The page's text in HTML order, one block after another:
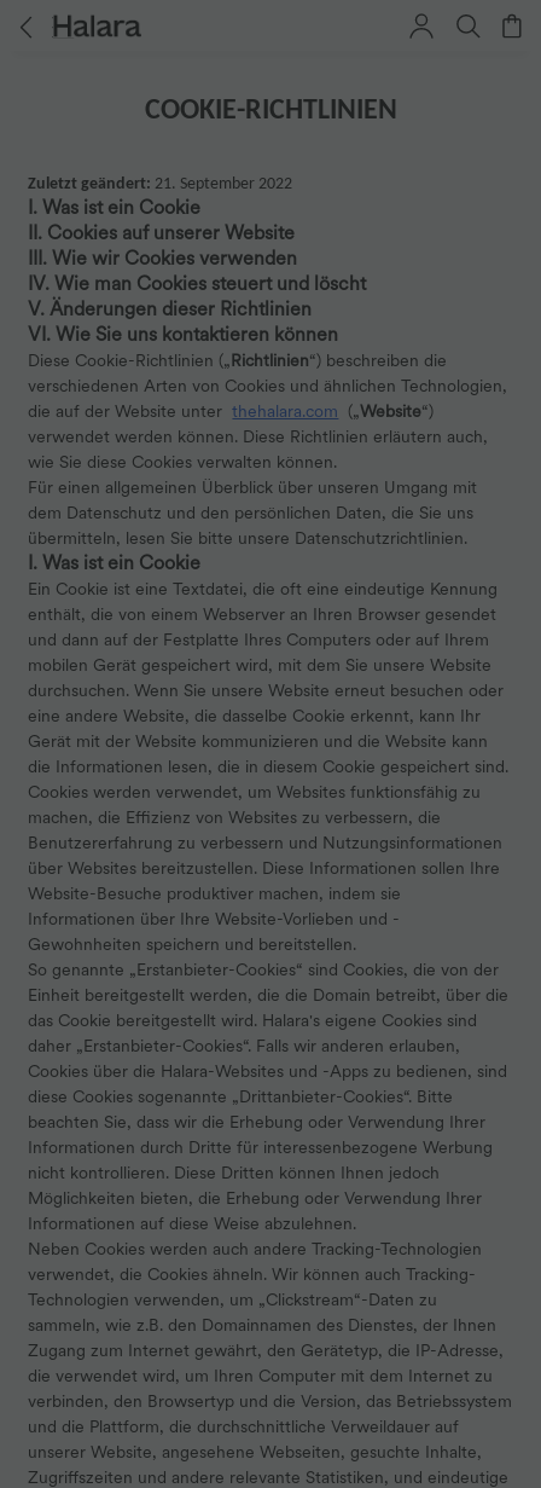
COOKIE-RICHTLINIEN
Zuletzt geändert: 21. September 2022
I. Was ist ein Cookie
II. Cookies auf unserer Website
III. Wie wir Cookies verwenden
IV. Wie man Cookies steuert und löscht
V. Änderungen dieser Richtlinien
VI. Wie Sie uns kontaktieren können
Diese Cookie-Richtlinien („Richtlinien“) beschreiben die
verschiedenen Arten von Cookies und ähnlichen Technologien,
die auf der Website unter thehalara.com („Website“)
verwendet werden können. Diese Richtlinien erläutern auch,
wie Sie diese Cookies verwalten können.
Für einen allgemeinen Überblick über unseren Umgang mit
dem Datenschutz und den persönlichen Daten, die Sie uns
übermitteln, lesen Sie bitte unsere Datenschutzrichtlinien.
I. Was ist ein Cookie
Ein Cookie ist eine Textdatei, die oft eine eindeutige Kennung
enthält, die von einem Webserver an Ihren Browser gesendet
und dann auf der Festplatte Ihres Computers oder auf Ihrem
mobilen Gerät gespeichert wird, mit dem Sie unsere Website
durchsuchen. Wenn Sie unsere Website erneut besuchen oder
eine andere Website, die dasselbe Cookie erkennt, kann Ihr
Gerät mit der Website kommunizieren und die Website kann
die Informationen lesen, die in diesem Cookie gespeichert sind.
Cookies werden verwendet, um Websites funktionsfähig zu
machen, die Effizienz von Websites zu verbessern, die
Benutzererfahrung zu verbessern und Nutzungsinformationen
über Websites bereitzustellen. Diese Informationen sollen Ihre
Website-Besuche produktiver machen, indem sie
Informationen über Ihre Website-Vorlieben und -
Gewohnheiten speichern und bereitstellen.
So genannte „Erstanbieter-Cookies“ sind Cookies, die von der
Einheit bereitgestellt werden, die die Domain betreibt, über die
das Cookie bereitgestellt wird. Halara's eigene Cookies sind
daher „Erstanbieter-Cookies“. Falls wir anderen erlauben,
Cookies über die Halara-Websites und -Apps zu bedienen, sind
diese Cookies sogenannte „Drittanbieter-Cookies“. Bitte
beachten Sie, dass wir die Erhebung oder Verwendung Ihrer
Informationen durch Dritte für interessenbezogene Werbung
nicht kontrollieren. Diese Dritten können Ihnen jedoch
Möglichkeiten bieten, die Erhebung oder Verwendung Ihrer
Informationen auf diese Weise abzulehnen.
Neben Cookies werden auch andere Tracking-Technologien
verwendet, die Cookies ähneln. Wir können auch Tracking-
Technologien verwenden, um „Clickstream“-Daten zu
sammeln, wie z.B. den Domainnamen des Dienstes, der Ihnen
Zugang zum Internet gewährt, den Gerätetyp, die IP-Adresse,
die verwendet wird, um Ihren Computer mit dem Internet zu
verbinden, den Browsertyp und die Version, das Betriebssystem
und die Plattform, die durchschnittliche Verweildauer auf
unserer Website, angesehene Webseiten, gesuchte Inhalte,
Zugriffszeiten und andere relevante Statistiken, und eindeutige